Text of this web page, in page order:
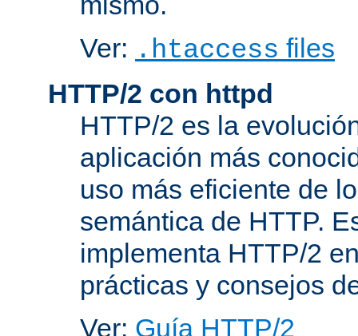
Ver: .htaccess files
HTTP/2 con httpd
HTTP/2 es la
aplicación más
uso más eficiente de
semántica de HTTP.
implementa HTTP/2
prácticas y consejos
Ver: Guía HTTP/2